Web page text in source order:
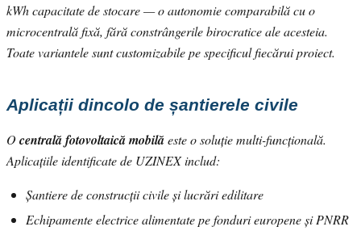
kWh capacitate de stocare — o autonomie comparabilă cu o
microcentrală fixă, fără constrângerile birocratice ale acesteia.
Toate variantele sunt customizabile pe specificul fiecărui proiect.
Aplicații dincolo de șantierele civile
Ocentrală fotovoltaică mobilăeste o soluție multi-funcțională.
Aplicațiile identificate de UZINEX includ:
Șantiere de construcții civile și lucrări edilitare
Echipamente electrice alimentate pe fonduri europene și PNRR